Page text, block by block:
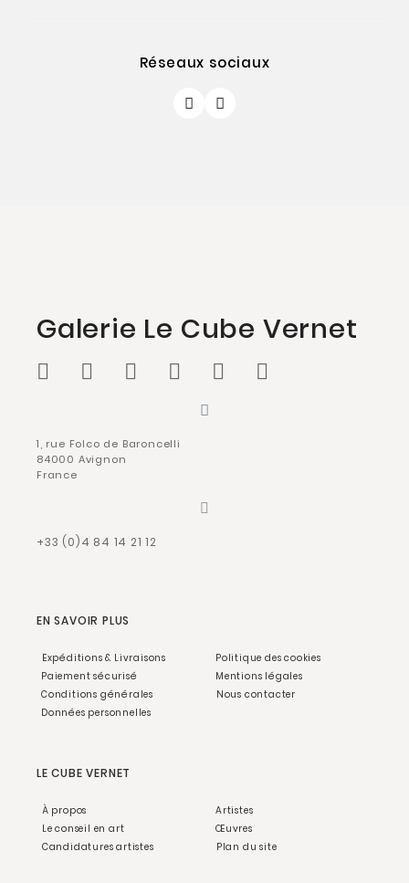
Réseaux sociaux
Galerie Le Cube Vernet
1, rue Folco de Baroncelli
84000 Avignon
France
+33 (0)4 84 14 21 12
EN SAVOIR PLUS
Expéditions & Livraisons
Paiement sécurisé
Conditions générales
Données personnelles
Politique des cookies
Mentions légales
Nous contacter
LE CUBE VERNET
À propos
Le conseil en art
Candidatures artistes
Artistes
Œuvres
Plan du site